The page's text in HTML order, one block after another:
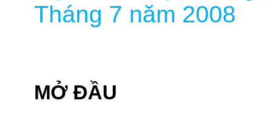
Tháng 7 năm 2008
MỞ ÐẦU